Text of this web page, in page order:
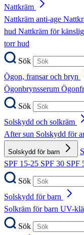
Nattkräm
Nattkräm anti-age
hud Nattkräm för
torr hud
Sök
Ögon, fransar och bryn
Ögonbrynsserum
Sök
Solskydd och solkräm
After sun Solskydd för
Solskydd för barn
SPF 15-25 SPF 30 SPF
Sök
Solskydd för barn
Solkräm för barn UV-
Sök